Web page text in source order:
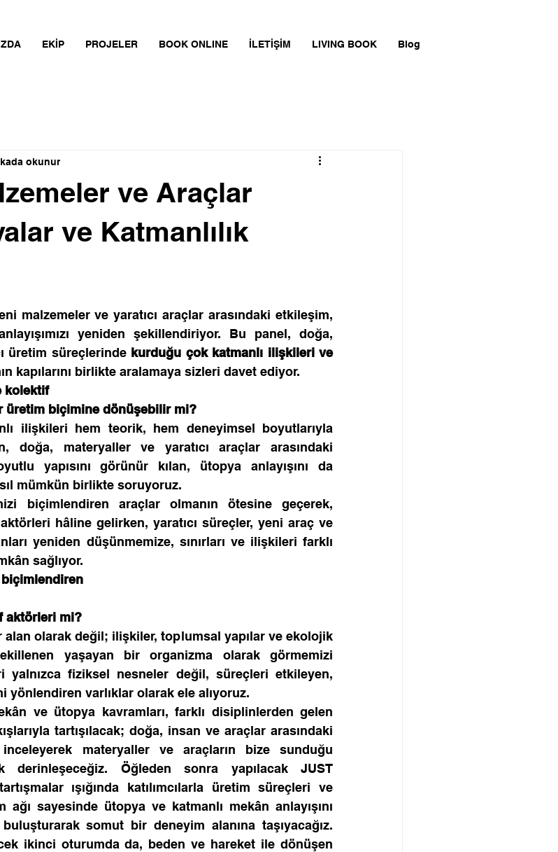
EKİP PROJELER BOOK ONLINE İLETİŞİM LIVING BOOK Blog
ve Araçlar
ve Katmanlılık
okunur
malzemeler ve yaratıcı araçlar arasındaki etkileşim,
yeniden şekillendiriyor. Bu panel, doğa,
üretim süreçlerinde kurduğu çok katmanlı ilişkileri ve
kapılarını birlikte aralamaya sizleri davet ediyor.
kolektif
dönüşebilir mi?
ilişkileri hem teorik, hem deneyimsel boyutlarıyla
doğa, materyaller ve yaratıcı araçlar arasındaki
yapısını görünür kılan, ütopya anlayışını da
mümkün birlikte soruyoruz.
biçimlendiren araçlar olmanın ötesine geçerek,
hâline gelirken, yaratıcı süreçler, yeni araç ve
yeniden düşünmemize, sınırları ve ilişkileri farklı
sağlıyor.
aktörleri mi?
alan olarak değil; ilişkiler, toplumsal yapılar ve ekolojik
yaşayan bir organizma olarak görmemizi
yalnızca fiziksel nesneler değil, süreçleri etkileyen,
varlıklar olarak ele alıyoruz.
ve ütopya kavramları, farklı disiplinlerden gelen
tartışılacak; doğa, insan ve araçlar arasındaki
materyaller ve araçların bize sunduğu
derinleşeceğiz. Öğleden sonra yapılacak JUST
ışığında katılımcılarla üretim süreçleri ve
sayesinde ütopya ve katmanlı mekân anlayışını
somut bir deneyim alanına taşıyacağız.
ikinci oturumda da, beden ve hareket ile dönüşen